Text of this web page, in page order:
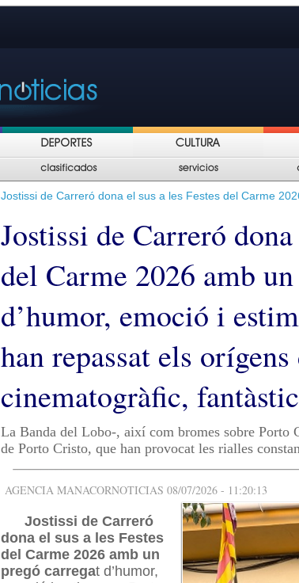
Jostissi de Carreró dona el sus a les Festes del Carme
Jostissi de Carreró
del Carme 2026 amb
d’humor, emoció i
han repassat els
cinematogràfic,
La Banda del Lobo-, així com bromes sobre Porto
de Porto Cristo, que han provocat les rialles
AGENCIA MANACORNOTICIAS 08/07/2026 - 11:20:13
Jostissi de Carreró
dona el sus a les Festes
del Carme 2026 amb un
pregó carregat d’humor,